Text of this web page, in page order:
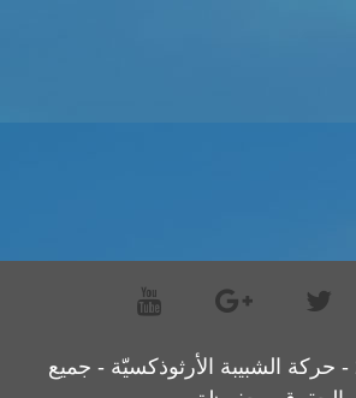
© 2008 - 2019 - حركة الشبيبة الأرثوذكسيّة - جميع